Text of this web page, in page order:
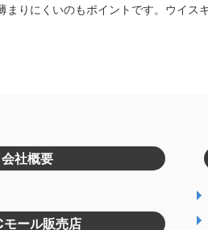
りにくいのもポイントです。ウイス
会社概要
モール販売店